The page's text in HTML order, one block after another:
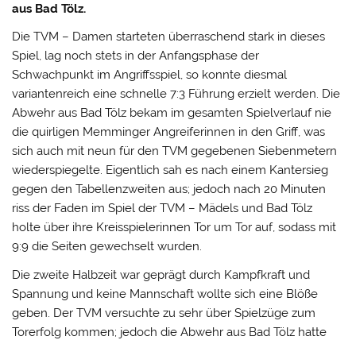
aus Bad Tölz.
Die TVM – Damen starteten überraschend stark in dieses
Spiel, lag noch stets in der Anfangsphase der
Schwachpunkt im Angriffsspiel, so konnte diesmal
variantenreich eine schnelle 7:3 Führung erzielt werden. Die
Abwehr aus Bad Tölz bekam im gesamten Spielverlauf nie
die quirligen Memminger Angreiferinnen in den Griff, was
sich auch mit neun für den TVM gegebenen Siebenmetern
wiederspiegelte. Eigentlich sah es nach einem Kantersieg
gegen den Tabellenzweiten aus; jedoch nach 20 Minuten
riss der Faden im Spiel der TVM – Mädels und Bad Tölz
holte über ihre Kreisspielerinnen Tor um Tor auf, sodass mit
9:9 die Seiten gewechselt wurden.
Die zweite Halbzeit war geprägt durch Kampfkraft und
Spannung und keine Mannschaft wollte sich eine Blöße
geben. Der TVM versuchte zu sehr über Spielzüge zum
Torerfolg kommen; jedoch die Abwehr aus Bad Tölz hatte